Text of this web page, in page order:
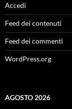
Accedi
Feed dei contenuti
Feed dei commenti
WordPress.org
AGOSTO 2026